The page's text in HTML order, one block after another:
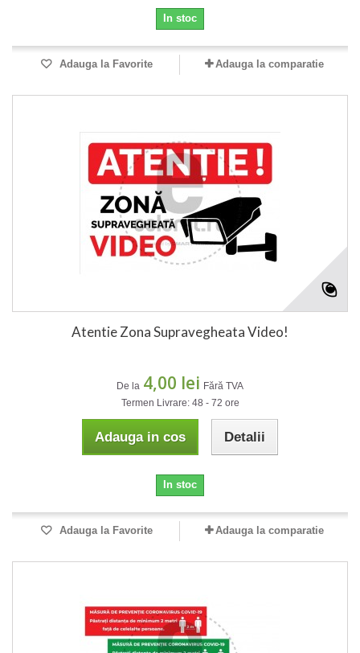
In stoc
Adauga la Favorite Adauga la comparatie
Atentie Zona Supravegheata Video!
De la 4,00 lei Fără TVA
Termen Livrare: 48 - 72 ore
Adauga in cos Detalii
In stoc
Adauga la Favorite Adauga la comparatie